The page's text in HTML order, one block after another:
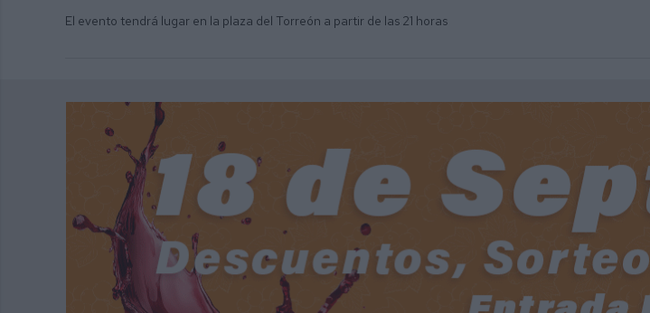
El evento tendrá lugar en la plaza del Torreón a partir de las 21 horas